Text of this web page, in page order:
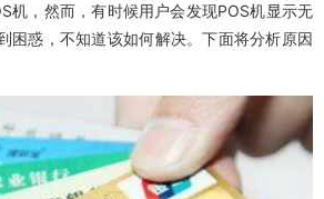
机，然而，有时候用户会发现POS机显示无
困惑，不知道该如何解决。下面将分析原因